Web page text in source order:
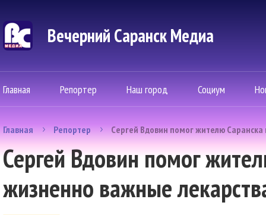
Вечерний Саранск Mедиа
Главная Репортер Наш город Социум
Главная Репортер Сергей Вдовин помог жителю
Сергей Вдовин помог
жизненно важные